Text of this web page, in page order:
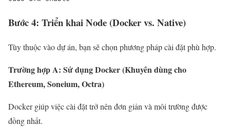
Bước 4: Triển khai Node (Docker vs. Native)
Tùy thuộc vào dự án, bạn sẽ chọn phương pháp cài đặt phù hợp.
Trường hợp A: Sử dụng Docker (Khuyên dùng cho
Ethereum, Soneium, Octra)
Docker giúp việc cài đặt trở nên đơn giản và môi trường được
đồng nhất.